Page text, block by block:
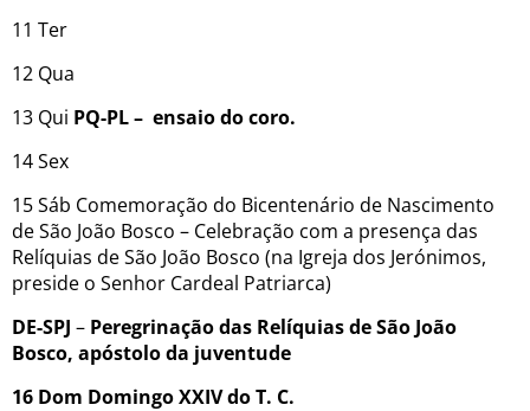
11 Ter
12 Qua
13 Qui PQ-PL – ensaio do coro.
14 Sex
15 Sáb Comemoração do Bicentenário de Nascimento
de São João Bosco – Celebração com a presença das
Relíquias de São João Bosco (na Igreja dos Jerónimos,
preside o Senhor Cardeal Patriarca)
DE-SPJ – Peregrinação das Relíquias de São João
Bosco, apóstolo da juventude
16 Dom Domingo XXIV do T. C.